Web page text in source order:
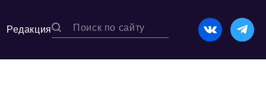
Редакция